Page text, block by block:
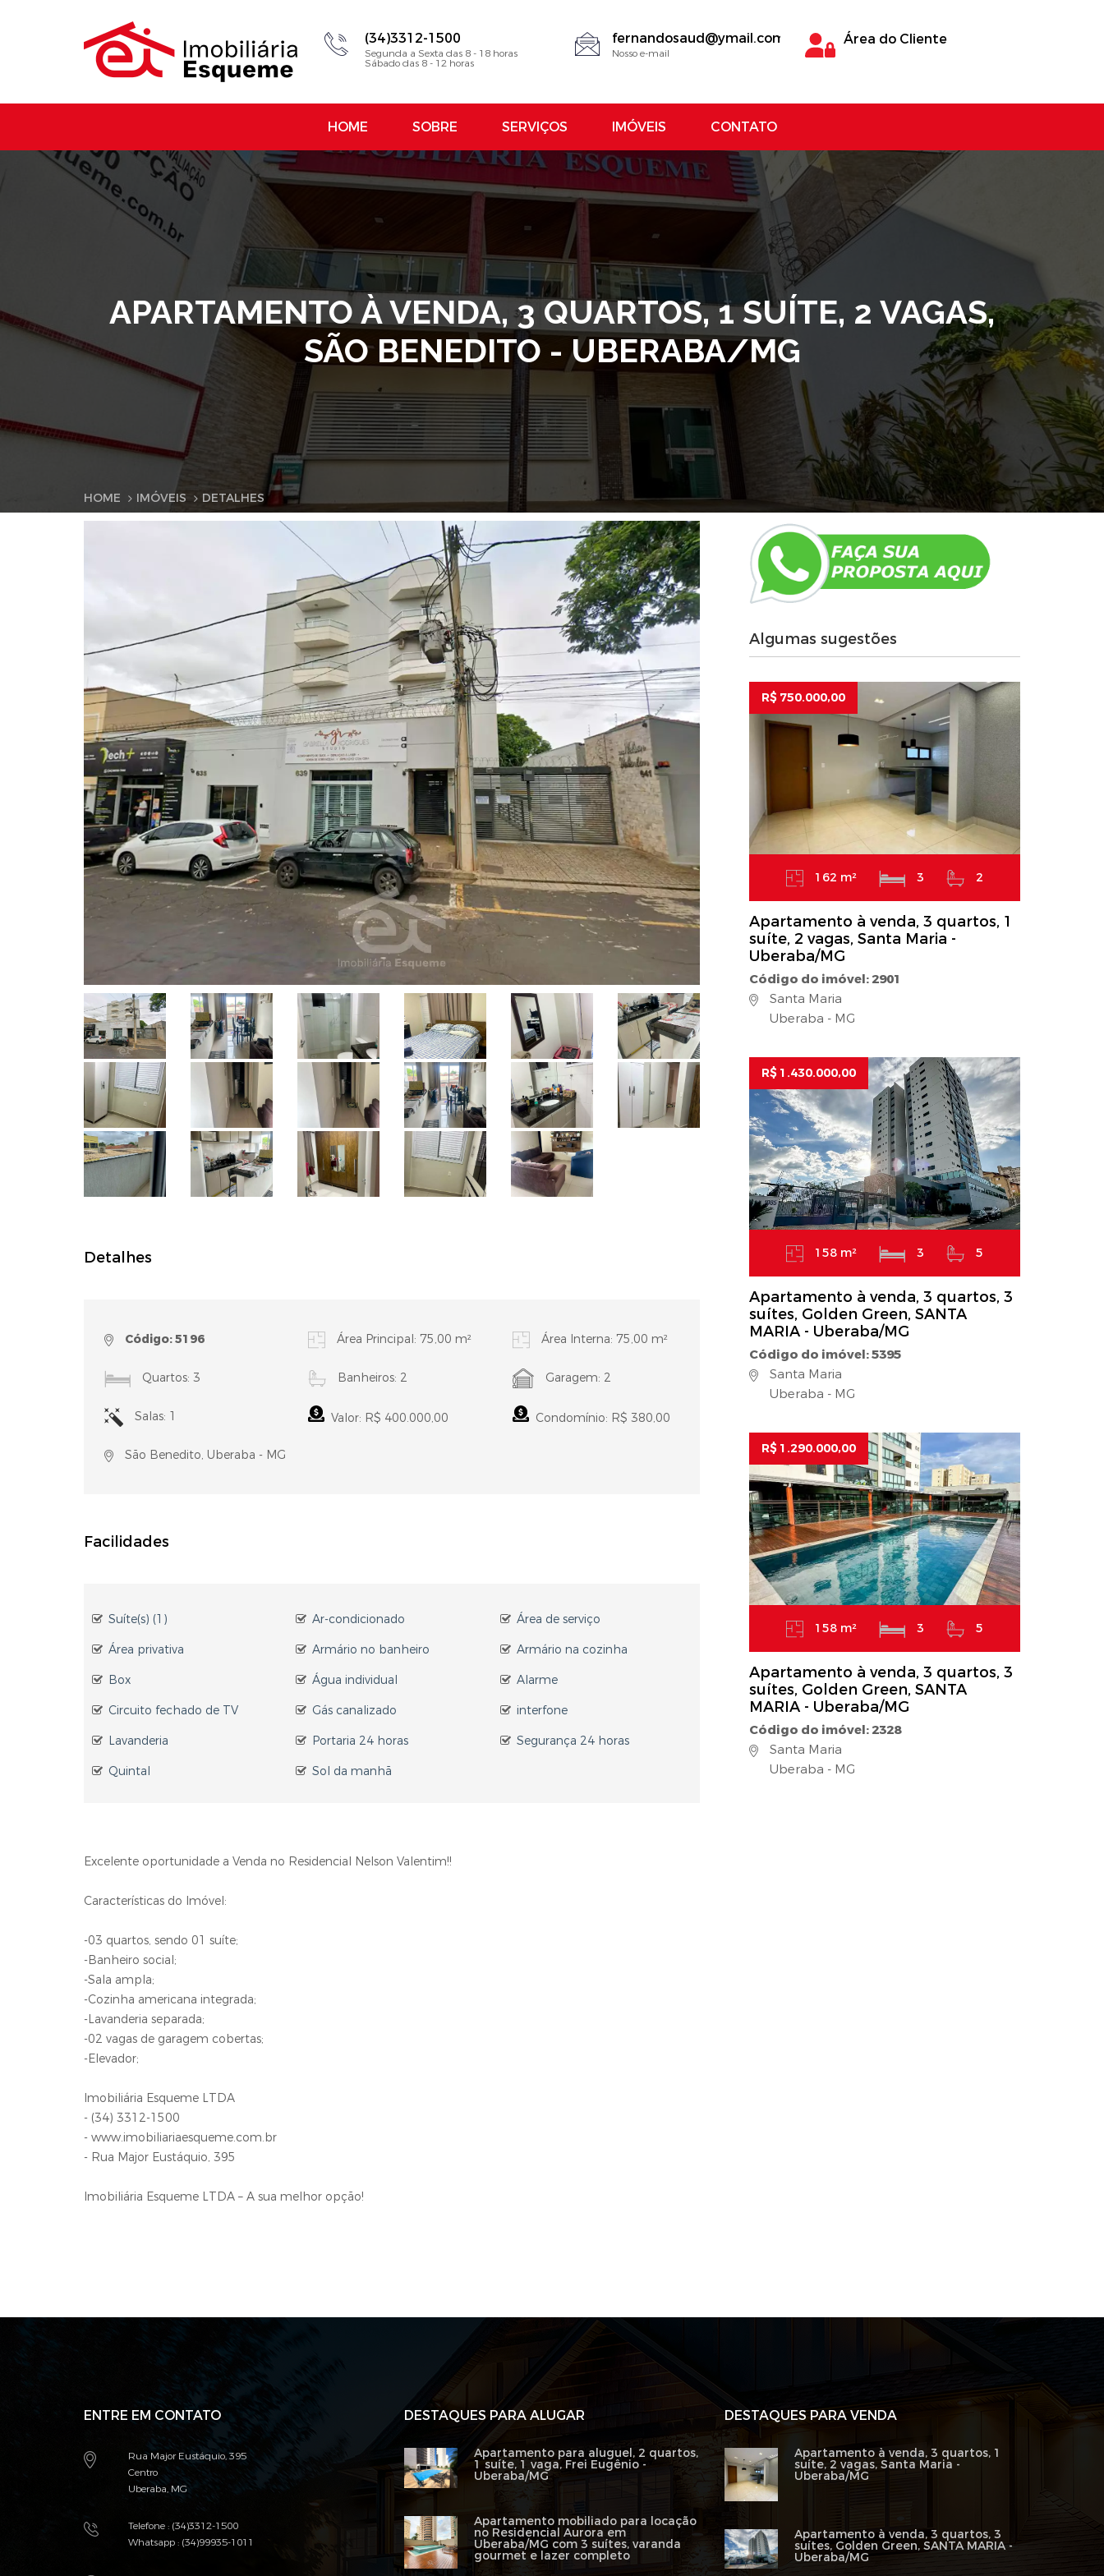
(34)3312-1500
Segunda a Sexta das 8 - 18 horas
Sábado das 8 - 12 horas
fernandosaud@ymail.com
Nosso e-mail
Área do Cliente
HOME SOBRE SERVIÇOS IMÓVEIS CONTATO
APARTAMENTO À VENDA, 3 QUARTOS, 1 SUÍTE, 2 VAGAS,
SÃO BENEDITO - UBERABA/MG
HOME IMÓVEIS DETALHES
Detalhes
Código: 5196 Área Principal: 75,00 m² Área Interna: 75,00 m²
Quartos: 3 Banheiros: 2 Garagem: 2
Salas: 1 Valor: R$ 400.000,00 Condomínio: R$ 380,00
São Benedito, Uberaba - MG
Facilidades
Suíte(s) (1) Ar-condicionado
Área de serviço
Área privativa
Armário no banheiro
Armário na cozinha
Box
Água individual
Alarme
Circuito fechado de TV
Gás canalizado
interfone
Lavanderia
Portaria 24 horas
Segurança 24 horas
Quintal
Sol da manhã
Excelente oportunidade a Venda no Residencial Nelson Valentim!!
Características do Imóvel:
-03 quartos, sendo 01 suíte;
-Banheiro social;
-Sala ampla;
-Cozinha americana integrada;
-Lavanderia separada;
-02 vagas de garagem cobertas;
-Elevador;
Imobiliária Esqueme LTDA
- (34) 3312-1500
- www.imobiliariaesqueme.com.br
- Rua Major Eustáquio, 395
Imobiliária Esqueme LTDA – A sua melhor opção!
Algumas sugestões
R$ 750.000,00
162 m² 3 2
Apartamento à venda, 3 quartos, 1
suíte, 2 vagas, Santa Maria -
Uberaba/MG
Código do imóvel: 2901
Santa Maria
Uberaba - MG
R$ 1.430.000,00
158 m² 3 5
Apartamento à venda, 3 quartos, 3
suítes, Golden Green, SANTA
MARIA - Uberaba/MG
Código do imóvel: 5395
Santa Maria
Uberaba - MG
R$ 1.290.000,00
158 m² 3 5
Apartamento à venda, 3 quartos, 3
suítes, Golden Green, SANTA
MARIA - Uberaba/MG
Código do imóvel: 2328
Santa Maria
Uberaba - MG
ENTRE EM CONTATO
Rua Major Eustáquio, 395
Centro
Uberaba, MG
Telefone : (34)3312-1500
Whatsapp : (34)99935-1011
DESTAQUES PARA ALUGAR
Apartamento para aluguel, 2 quartos,
1 suíte, 1 vaga, Frei Eugênio -
Uberaba/MG
Apartamento mobiliado para locação
no Residencial Aurora em
Uberaba/MG com 3 suítes, varanda
gourmet e lazer completo
DESTAQUES PARA VENDA
Apartamento à venda, 3 quartos, 1
suíte, 2 vagas, Santa Maria -
Uberaba/MG
Apartamento à venda, 3 quartos, 3
suítes, Golden Green, SANTA MARIA -
Uberaba/MG